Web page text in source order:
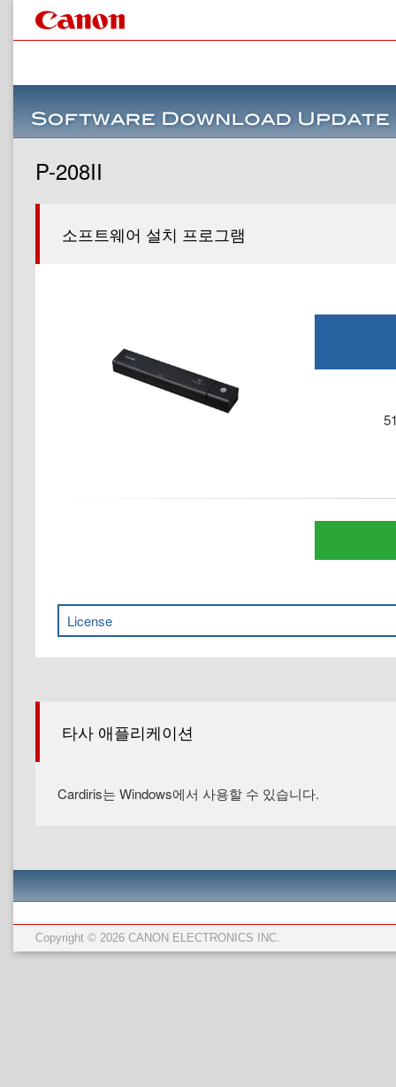
P-208II
소프트웨어 설치 프로그램
License
타사 애플리케이션
Cardiris는 Windows에서 사용할 수 있습니다.
Copyright © 2026 CANON ELECTRONICS INC.